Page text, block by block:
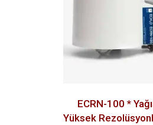
ECRN-100 *
Yüksek